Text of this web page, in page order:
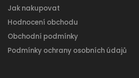
Jak nakupovat
Hodnocení obchodu
Obchodní podmínky
Podmínky ochrany osobních údajů